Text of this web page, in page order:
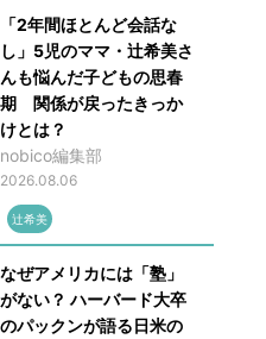
「2年間ほとんど会話な
し」5児のママ・辻希美さ
んも悩んだ子どもの思春
期 関係が戻ったきっか
けとは？
nobico編集部
2026.08.06
辻希美
なぜアメリカには「塾」
がない？ ハーバード大卒
のパックンが語る日米の